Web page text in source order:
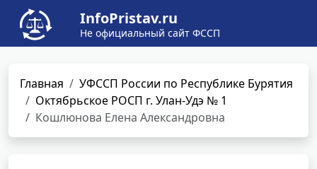
InfoPristav.ru
Не официальный сайт ФССП
Главная
УФССП России по Республике Бурятия
Октябрьское РОСП г. Улан-Удэ № 1
Кошлюнова Елена Александровна